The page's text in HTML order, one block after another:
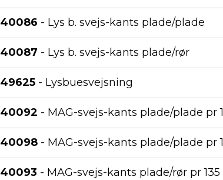
40086 - Lys b. svejs-kants plade/plade
40087 - Lys b. svejs-kants plade/rør
49625 - Lysbuesvejsning
40092 - MAG-svejs-kants plade/plade pr
40098 - MAG-svejs-kants plade/plade pr
40093 - MAG-svejs-kants plade/rør pr 135